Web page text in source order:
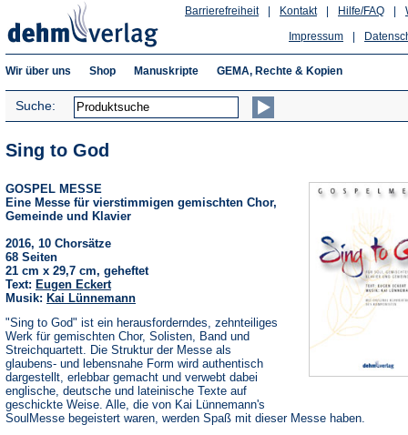
Hilfe/FAQ
Kontakt
Barrierefreiheit
Impressum
Wir über uns Shop Manuskripte GEMA, Rechte & Kopien
Suche:
Sing to God
GOSPEL MESSE
Eine Messe für vierstimmigen gemischten Chor,
Gemeinde und Klavier
2016, 10 Chorsätze
68 Seiten
21 cm x 29,7 cm, geheftet
Text: Eugen Eckert
Musik: Kai Lünnemann
"Sing to God" ist ein herausforderndes, zehnteiliges
Werk für gemischten Chor, Solisten, Band und
Streichquartett. Die Struktur der Messe als
glaubens- und lebensnahe Form wird authentisch
dargestellt, erlebbar gemacht und verwebt dabei
englische, deutsche und lateinische Texte auf
geschickte Weise. Alle, die von Kai Lünnemann's
SoulMesse begeistert waren, werden Spaß mit dieser Messe haben.